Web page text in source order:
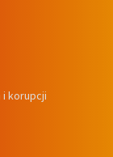
i korupcji